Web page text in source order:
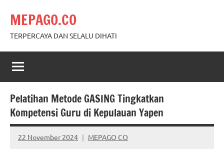
content
MEPAGO.CO
TERPERCAYA DAN SELALU DIHATI
Pelatihan Metode GASING Tingkatkan
Kompetensi Guru di Kepulauan Yapen
22 November 2024 MEPAGO CO
No